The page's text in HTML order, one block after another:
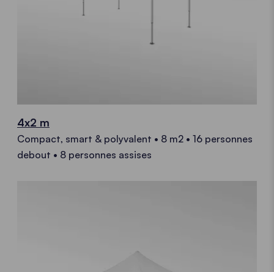
4x2 m
Compact, smart & polyvalent • 8 m2 • 16 personnes
debout • 8 personnes assises